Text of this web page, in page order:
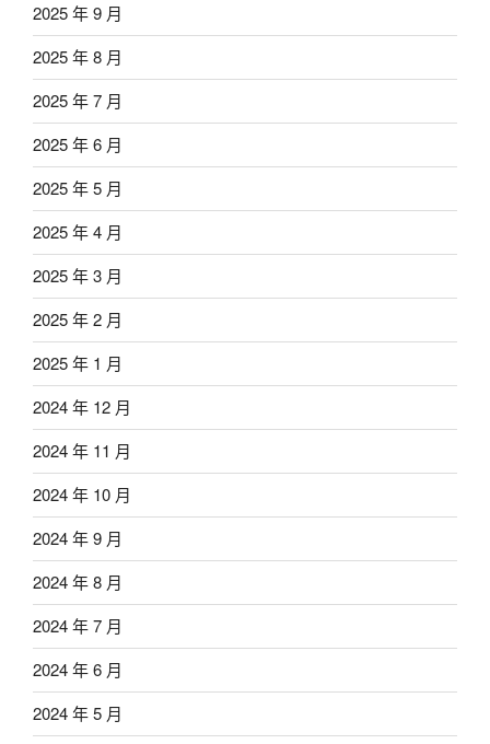
2025 年 9 月
2025 年 8 月
2025 年 7 月
2025 年 6 月
2025 年 5 月
2025 年 4 月
2025 年 3 月
2025 年 2 月
2025 年 1 月
2024 年 12 月
2024 年 11 月
2024 年 10 月
2024 年 9 月
2024 年 8 月
2024 年 7 月
2024 年 6 月
2024 年 5 月